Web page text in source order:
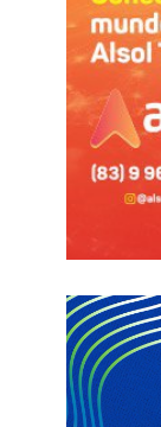
apresentou uma
Nos bastidores
sido motivada
prefeito Dr.
vista como uma
fator que, de
diretamente para
Procurada pela
compreendeu a
o desligamento,
gestor e deseja
agradeceu pela